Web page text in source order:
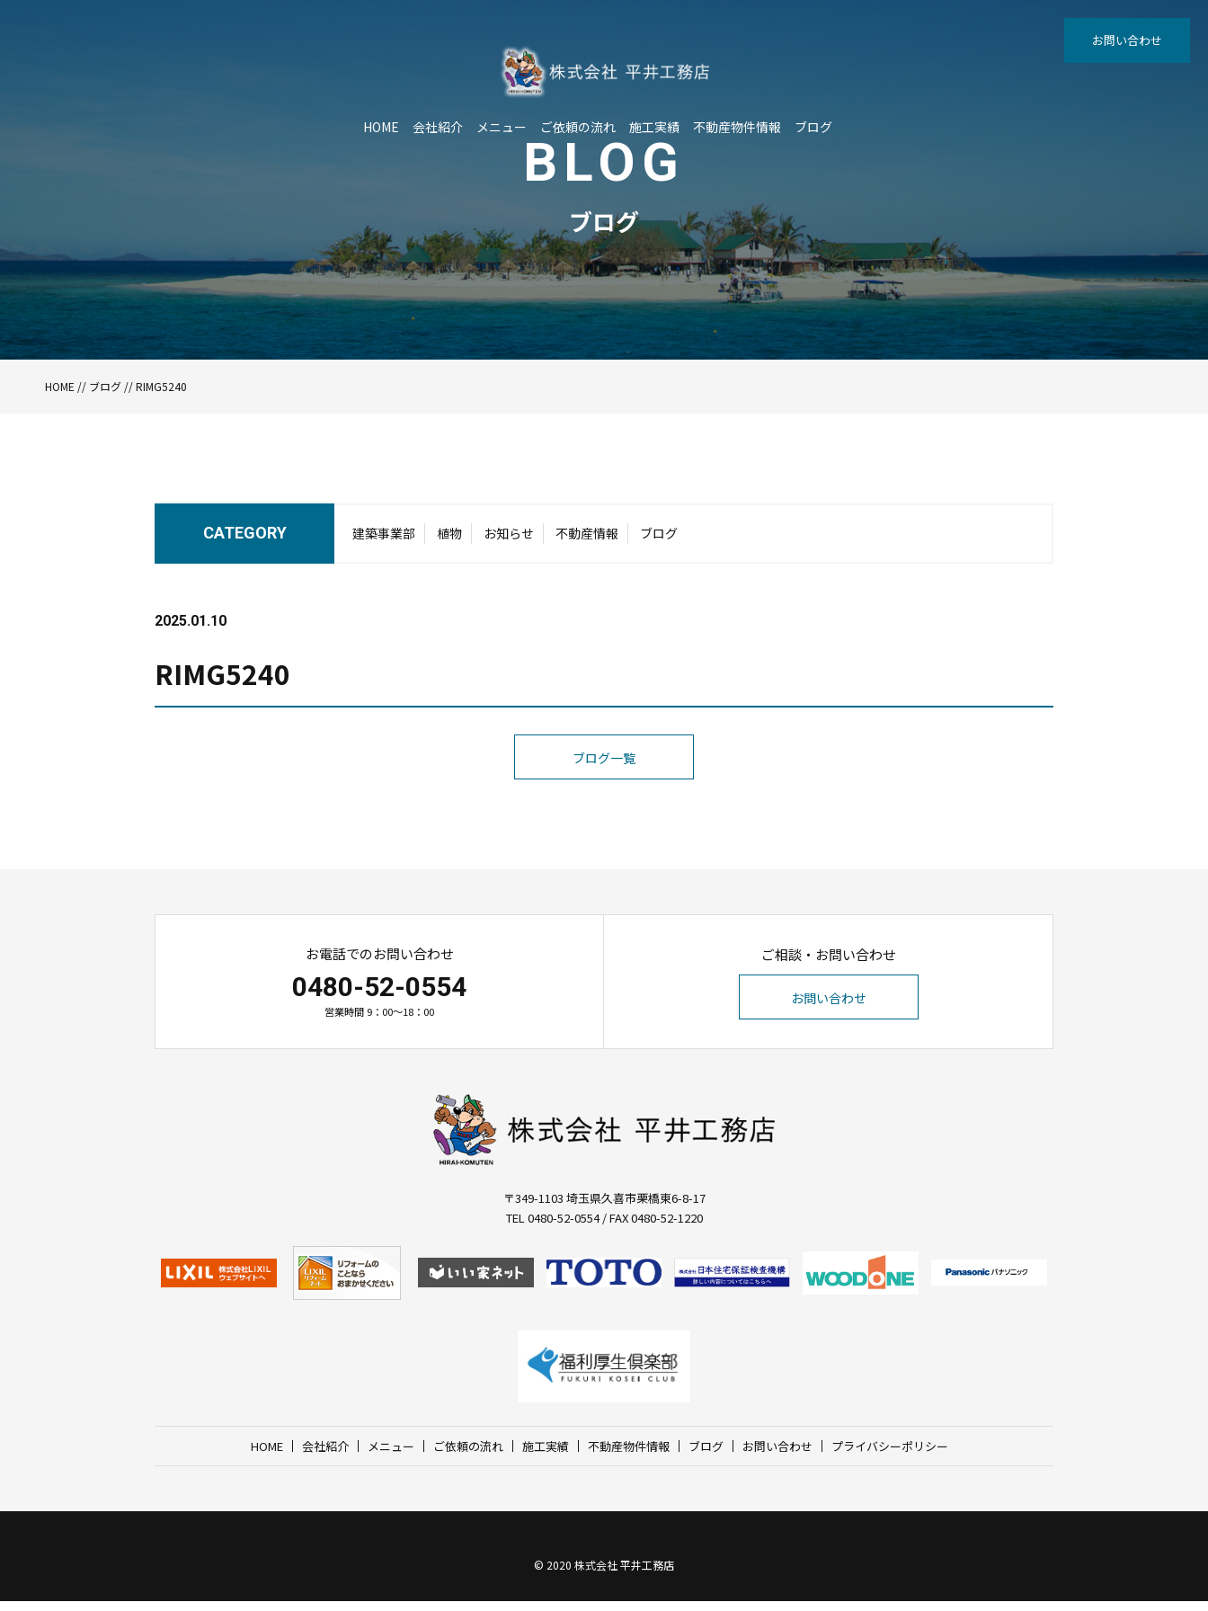
HOME 会社紹介 メニュー ご依頼の流れ 施工実績 不動産物件情報 ブログ
お問い合わせ
BLOG
ブログ
HOME // ブログ // RIMG5240
CATEGORY 建築事業部 植物 お知らせ 不動産情報 ブログ
2025.01.10
RIMG5240
ブログ一覧
お電話でのお問い合わせ
0480-52-0554
営業時間 9：00～18：00
ご相談・お問い合わせ
お問い合わせ
〒349-1103 埼玉県久喜市栗橋東6-8-17
TEL 0480-52-0554 / FAX 0480-52-1220
HOME 会社紹介 メニュー ご依頼の流れ 施工実績 不動産物件情報 ブログ お問い合わせ プライバシーポリシー
© 2020 株式会社 平井工務店